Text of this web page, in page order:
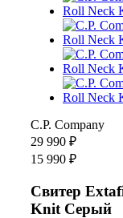
C.P. Company
29 990 ₽
15 990 ₽
Свитер
Knit Серый